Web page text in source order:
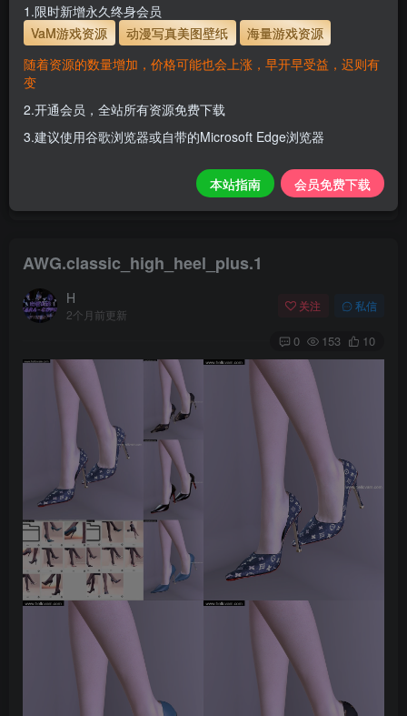
服装使用教程
解压密码 www.hellovam.com
开通会员【免费下载】全站资源！
1.为了资源不失效！请不要在线解压！
3.有任何问题请联系客服或评论留言。
AWG.classic_high_heel_plus.1
H
2个月前更新
关注 私信
0 153 10
1.限时新增永久终身会员
VaM游戏资源
动漫写真美图壁纸
海量游戏资源
随着资源的数量增加，价格可能也会上涨，早开早受益，迟则有
变
2.开通会员，全站所有资源免费下载
3.建议使用谷歌浏览器或自带的Microsoft Edge浏览器
本站指南 会员免费下载